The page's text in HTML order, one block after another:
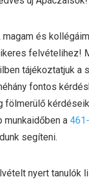
és
felvételihez!
tájékoztatjuk a
fontos
fölmerülő
munkaidőben a
segíteni.
nyert tanulók